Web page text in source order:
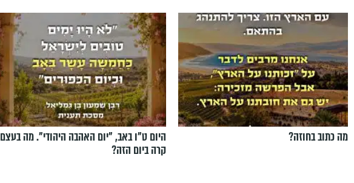
מה כתוב בחוזה?
היום ט"ו באב, ”יום האהבה היהודי". מה בעצם
קרה ביום הזה?